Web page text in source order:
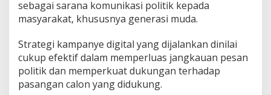
sebagai sarana komunikasi politik kepada
masyarakat, khususnya generasi muda.
Strategi kampanye digital yang dijalankan dinilai
cukup efektif dalam memperluas jangkauan pesan
politik dan memperkuat dukungan terhadap
pasangan calon yang didukung.